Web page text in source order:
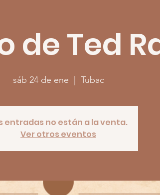
de Ted
sáb 24 de ene Tubac
entradas no están a la venta.
Ver otros eventos